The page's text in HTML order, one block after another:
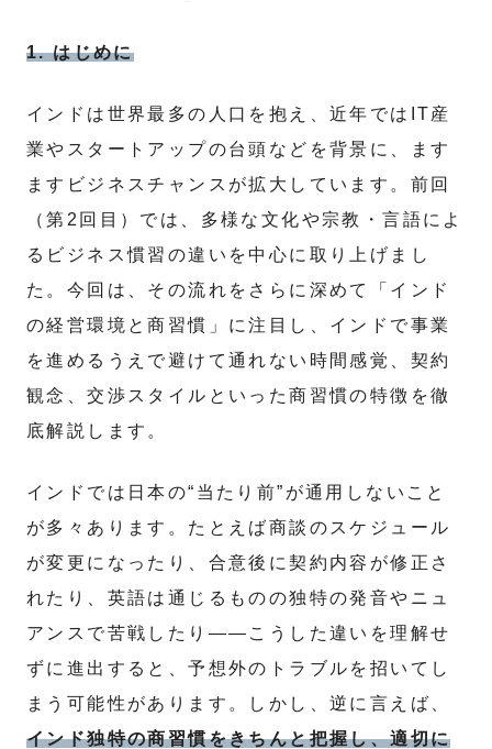
1. はじめに
インドは世界最多の人口を抱え、近年ではIT産
業やスタートアップの台頭などを背景に、ます
ますビジネスチャンスが拡大しています。前回
（第2回目）では、多様な文化や宗教・言語によ
るビジネス慣習の違いを中心に取り上げまし
た。今回は、その流れをさらに深めて「インド
の経営環境と商習慣」に注目し、インドで事業
を進めるうえで避けて通れない時間感覚、契約
観念、交渉スタイルといった商習慣の特徴を徹
底解説します。
インドでは日本の“当たり前”が通用しないこと
が多々あります。たとえば商談のスケジュール
が変更になったり、合意後に契約内容が修正さ
れたり、英語は通じるものの独特の発音やニュ
アンスで苦戦したり――こうした違いを理解せ
ずに進出すると、予想外のトラブルを招いてし
まう可能性があります。しかし、逆に言えば、
インド独特の商習慣をきちんと把握し、適切に